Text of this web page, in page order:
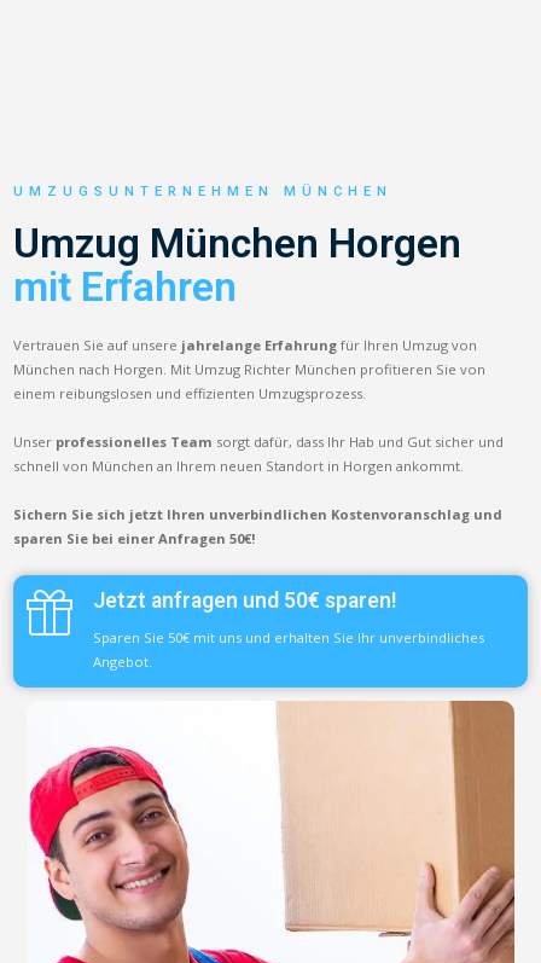
UMZUGSUNTERNEHMEN MÜNCHEN
Umzug München Horgen
mit Erfahren
Vertrauen Sie auf unsere jahrelange Erfahrung für Ihren Umzug von
München nach Horgen. Mit Umzug Richter München profitieren Sie von
einem reibungslosen und effizienten Umzugsprozess.
Unser professionelles Team sorgt dafür, dass Ihr Hab und Gut sicher und
schnell von München an Ihrem neuen Standort in Horgen ankommt.
Sichern Sie sich jetzt Ihren unverbindlichen Kostenvoranschlag und
sparen Sie bei einer Anfragen 50€!
Jetzt anfragen und 50€ sparen!
Sparen Sie 50€ mit uns und erhalten Sie Ihr unverbindliches
Angebot.